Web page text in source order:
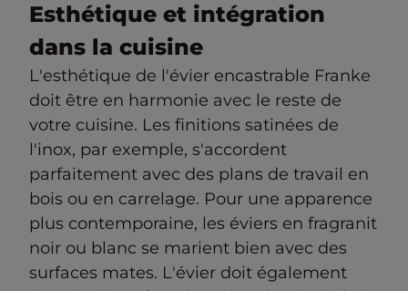
Esthétique et intégration
dans la cuisine
L'esthétique de l'évier encastrable Franke
doit être en harmonie avec le reste de
votre cuisine. Les finitions satinées de
l'inox, par exemple, s'accordent
parfaitement avec des plans de travail en
bois ou en carrelage. Pour une apparence
plus contemporaine, les éviers en fragranit
noir ou blanc se marient bien avec des
surfaces mates. L'évier doit également